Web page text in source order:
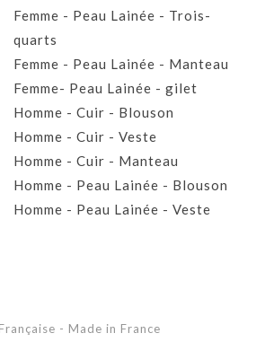
Femme - Peau Lainée - Trois-
quarts
Femme - Peau Lainée - Manteau
Femme- Peau Lainée - gilet
Homme - Cuir - Blouson
Homme - Cuir - Veste
Homme - Cuir - Manteau
Homme - Peau Lainée - Blouson
Homme - Peau Lainée - Veste
Femme - Peau lainée - Coupe Vent
- Made in France